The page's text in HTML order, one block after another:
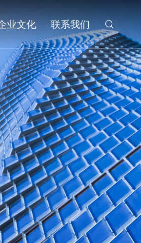
业文化 联系我们